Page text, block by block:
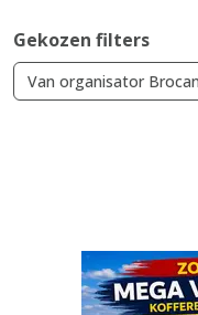
Gekozen filters
Van organisator